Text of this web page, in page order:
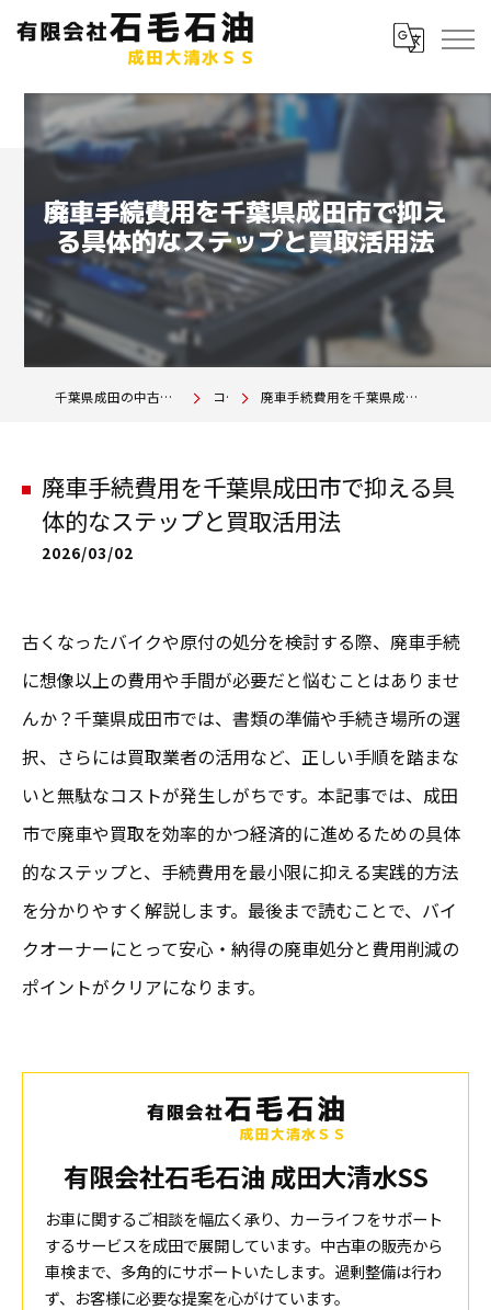
廃車手続費用を千葉県成田市で抑え
る具体的なステップと買取活用法
千葉県成田の中古車は有限会社石毛石油 成田大清水SS コラム 廃車手続費用を千葉県成田市で抑える具体的なステップと買取活用法
廃車手続費用を千葉県成田市で抑える具
体的なステップと買取活用法
2026/03/02
古くなったバイクや原付の処分を検討する際、廃車手続
に想像以上の費用や手間が必要だと悩むことはありませ
んか？千葉県成田市では、書類の準備や手続き場所の選
択、さらには買取業者の活用など、正しい手順を踏まな
いと無駄なコストが発生しがちです。本記事では、成田
市で廃車や買取を効率的かつ経済的に進めるための具体
的なステップと、手続費用を最小限に抑える実践的方法
を分かりやすく解説します。最後まで読むことで、バイ
クオーナーにとって安心・納得の廃車処分と費用削減の
ポイントがクリアになります。
有限会社石毛石油 成田大清水SS
お車に関するご相談を幅広く承り、カーライフをサポート
するサービスを成田で展開しています。中古車の販売から
車検まで、多角的にサポートいたします。過剰整備は行わ
ず、お客様に必要な提案を心がけています。